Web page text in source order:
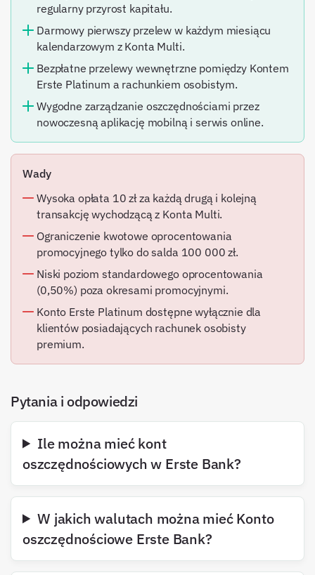
regularny przyrost kapitału.
Darmowy pierwszy przelew w każdym miesiącu
kalendarzowym z Konta Multi.
Bezpłatne przelewy wewnętrzne pomiędzy Kontem
Erste Platinum a rachunkiem osobistym.
Wygodne zarządzanie oszczędnościami przez
nowoczesną aplikację mobilną i serwis online.
Wady
Wysoka opłata 10 zł za każdą drugą i kolejną
transakcję wychodzącą z Konta Multi.
Ograniczenie kwotowe oprocentowania
promocyjnego tylko do salda 100 000 zł.
Niski poziom standardowego oprocentowania
(0,50%) poza okresami promocyjnymi.
Konto Erste Platinum dostępne wyłącznie dla
klientów posiadających rachunek osobisty
premium.
Pytania i odpowiedzi
Ile można mieć kont
oszczędnościowych w Erste Bank?
W jakich walutach można mieć Konto
oszczędnościowe Erste Bank?